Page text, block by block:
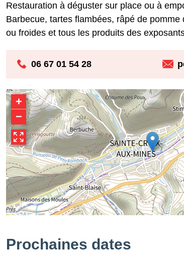
Restauration à déguster sur place ou à
Barbecue, tartes flambées, râpé de
ou froides et tous les produits des
06 67 01 54 28
+
−
Prochaines dates